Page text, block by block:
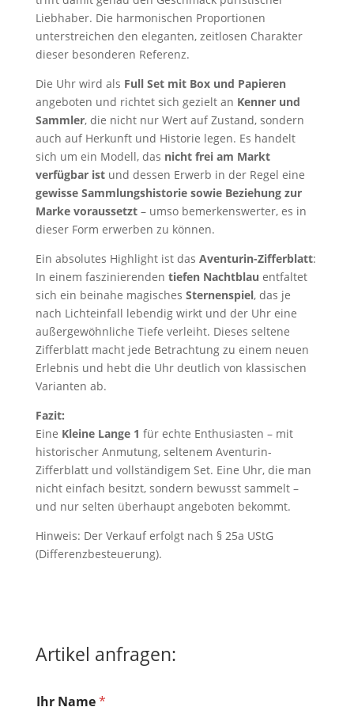
Liebhaber. Die harmonischen Proportionen
unterstreichen den eleganten, zeitlosen Charakter
dieser besonderen Referenz.
Die Uhr wird als Full Set mit Box und Papieren
angeboten und richtet sich gezielt an Kenner und
Sammler, die nicht nur Wert auf Zustand, sondern
auch auf Herkunft und Historie legen. Es handelt
sich um ein Modell, das nicht frei am Markt
verfügbar istund dessen Erwerb in der Regel eine
gewisse Sammlungshistorie sowie Beziehung zur
Marke voraussetzt– umso bemerkenswerter, es in
dieser Form erwerben zu können.
Ein absolutes Highlight ist das Aventurin-Zifferblatt:
In einem faszinierenden tiefen Nachtblau entfaltet
sich ein beinahe magisches Sternenspiel, das je
nach Lichteinfall lebendig wirkt und der Uhr eine
außergewöhnliche Tiefe verleiht. Dieses seltene
Zifferblatt macht jede Betrachtung zu einem neuen
Erlebnis und hebt die Uhr deutlich von klassischen
Varianten ab.
Fazit:
Eine Kleine Lange 1 für echte Enthusiasten – mit
historischer Anmutung, seltenem Aventurin-
Zifferblatt und vollständigem Set. Eine Uhr, die man
nicht einfach besitzt, sondern bewusst sammelt –
und nur selten überhaupt angeboten bekommt.
Hinweis: Der Verkauf erfolgt nach § 25a UStG
(Differenzbesteuerung).
Artikel anfragen:
Ihr Name*